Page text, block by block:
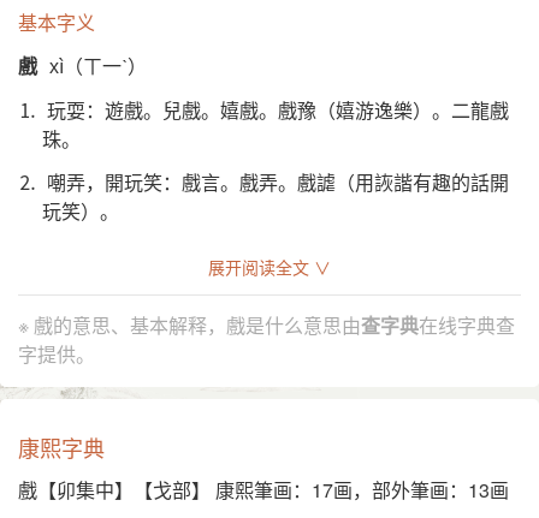
基本字义
戲 xì（ㄒ一ˋ）
⒈ 玩耍：遊戲。兒戲。嬉戲。戲豫（嬉游逸樂）。二龍戲
珠。
⒉ 嘲弄，開玩笑：戲言。戲弄。戲謔（用詼諧有趣的話開
玩笑）。
⒊ 戲劇，也指雜技：一出戲。黃梅戲。看戲。演戲。皮影
其他字义
戲
hū（ㄏㄨ）
异体字
戏 戯 戱 犧 麾
展开阅读全文 ∨
※ 戲的意思、基本解释，戲是什么意思由查字典在线字典查
字提供。
康熙字典
戲【卯集中】【戈部】 康熙筆画：17画，部外筆画：13画